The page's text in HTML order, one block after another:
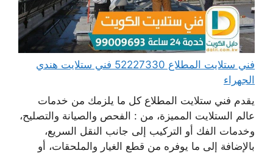
فني ستلايت المطلاع 52227330 فني ستلايت هندي
الجهراء
يقدم فني ستلايت المطلاع كل ما يلزمك من خدمات
عالم الستلايت المميزة، من : الفحص والصيانة والتصليح،
وخدمات الفك أو التركيب إلى جانب النقل السريع،
بالإضافة إلى ما يوفره من قطع الغيار والملحقات، أو